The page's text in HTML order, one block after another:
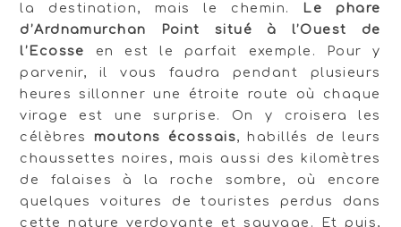
la destination, mais le chemin.
Le phare
d’Ardnamurchan Point situé à l’Ouest de
l’Ecosse
en est le parfait exemple. Pour y
parvenir, il vous faudra pendant plusieurs
heures sillonner une étroite route où chaque
virage est une surprise. On y croisera les
célèbres moutons écossais, habillés de leurs
chaussettes noires, mais aussi des kilomètres
de falaises à la roche sombre, où encore
quelques voitures de touristes perdus dans
cette nature verdoyante et sauvage. Et puis,